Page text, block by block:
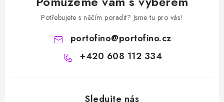
Potřebujete s něčím poradit? Jsme tu pro vás!
portofino@portofino.cz
+420 608 112 334